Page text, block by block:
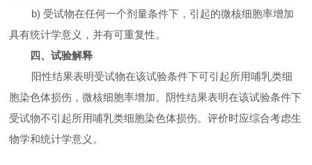
b) 受试物在任何一个剂量条件下，引起的微核细胞率增加
具有统计学意义，并有可重复性。
四、试验解释
阳性结果表明受试物在该试验条件下可引起所用哺乳类细
胞染色体损伤，微核细胞率增加。阴性结果表明在该试验条件下
受试物不引起所用哺乳类细胞染色体损伤。评价时应综合考虑生
物学和统计学意义。